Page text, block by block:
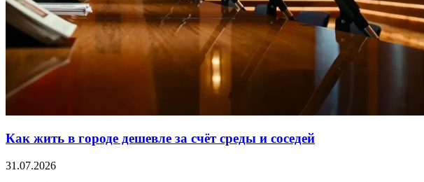
Как жить в городе дешевле за счёт среды и соседей
31.07.2026